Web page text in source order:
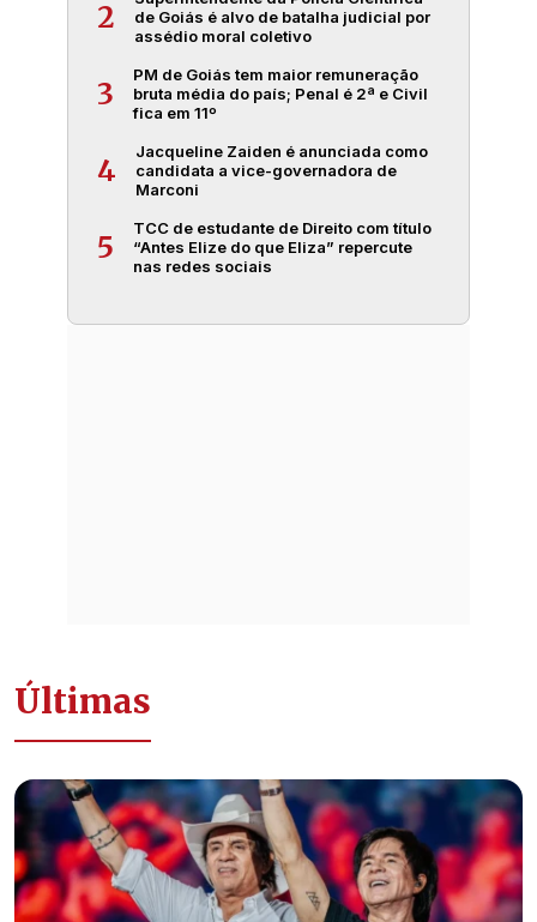
2
de Goiás é alvo de batalha judicial por
assédio moral coletivo
3
PM de Goiás tem maior remuneração
bruta média do país; Penal é 2ª e Civil
fica em 11º
4
Jacqueline Zaiden é anunciada como
candidata a vice-governadora de
Marconi
5
TCC de estudante de Direito com título
“Antes Elize do que Eliza” repercute
nas redes sociais
Últimas